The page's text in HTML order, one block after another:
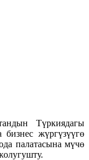
Түркиядагы
бизнес жүргүзүүгө
палатасына мүчө